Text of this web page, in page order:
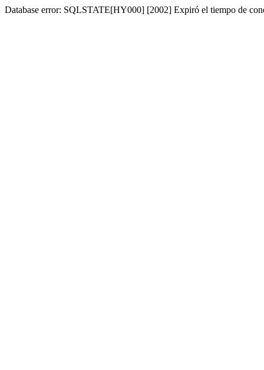
Database error: SQLSTATE[HY000] [2002] Expiró el tiempo de